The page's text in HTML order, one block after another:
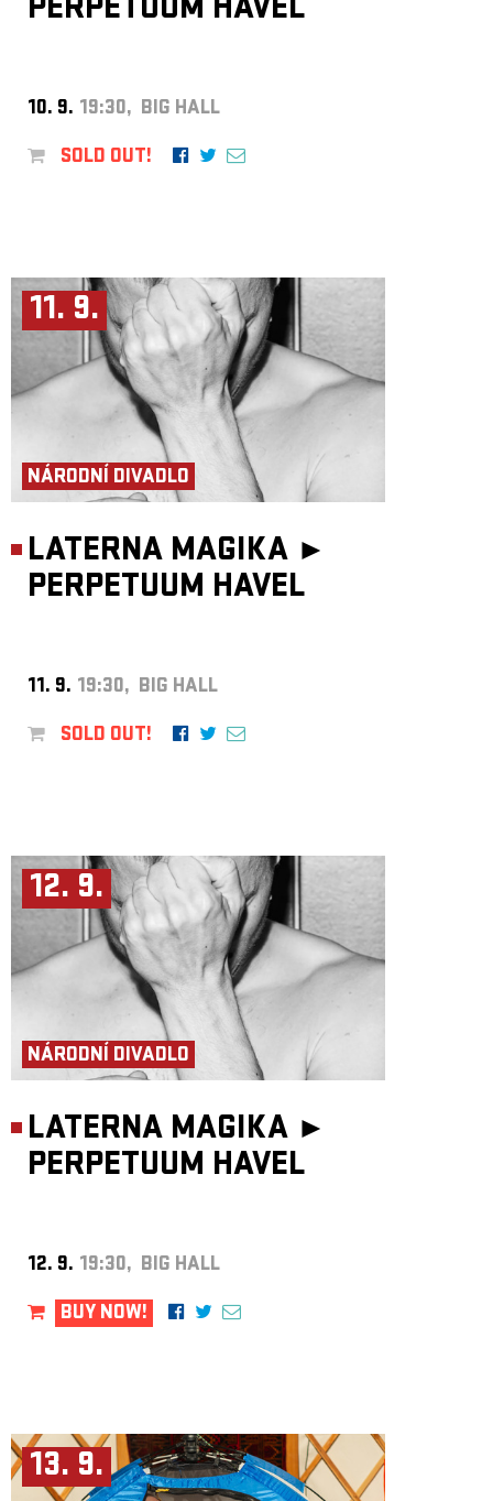
PERPETUUM HAVEL
10. 9. 19:30, BIG HALL
SOLD OUT!
11. 9.
NÁRODNÍ DIVADLO
LATERNA MAGIKA ►
PERPETUUM HAVEL
11. 9. 19:30, BIG HALL
SOLD OUT!
12. 9.
NÁRODNÍ DIVADLO
LATERNA MAGIKA ►
PERPETUUM HAVEL
12. 9. 19:30, BIG HALL
BUY NOW!
13. 9.